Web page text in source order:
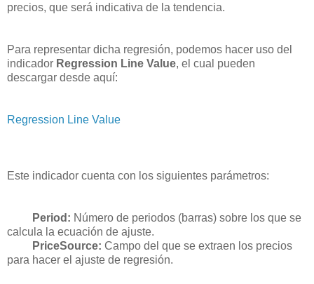
precios, que será indicativa de la tendencia.
Para representar dicha regresión, podemos hacer uso del
indicador Regression Line Value, el cual pueden
descargar desde aquí:
Regression Line Value
Este indicador cuenta con los siguientes parámetros:
Period: Número de periodos (barras) sobre los que se
calcula la ecuación de ajuste.
PriceSource: Campo del que se extraen los precios
para hacer el ajuste de regresión.